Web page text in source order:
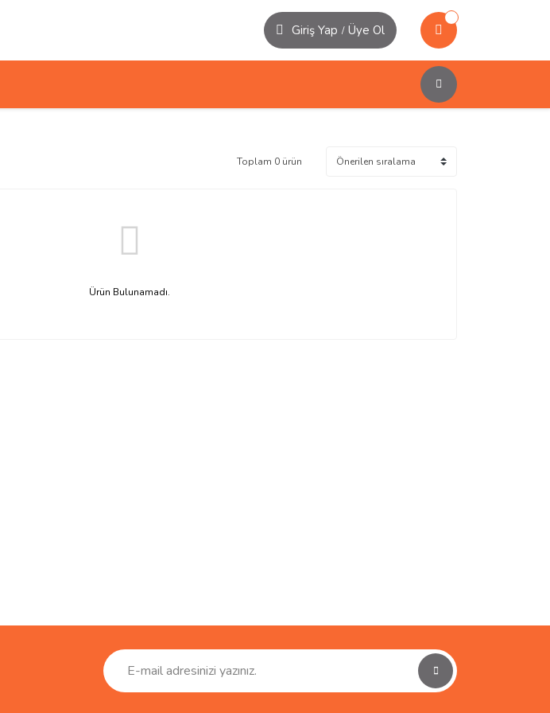
Giriş Yap / Üye Ol
Toplam 0 ürün
Ürün Bulunamadı.